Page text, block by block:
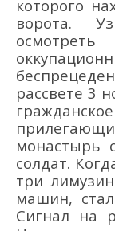
которого
ворота.
рассвете 3
монастырь
солдат.
три
машин,
Сигнал на